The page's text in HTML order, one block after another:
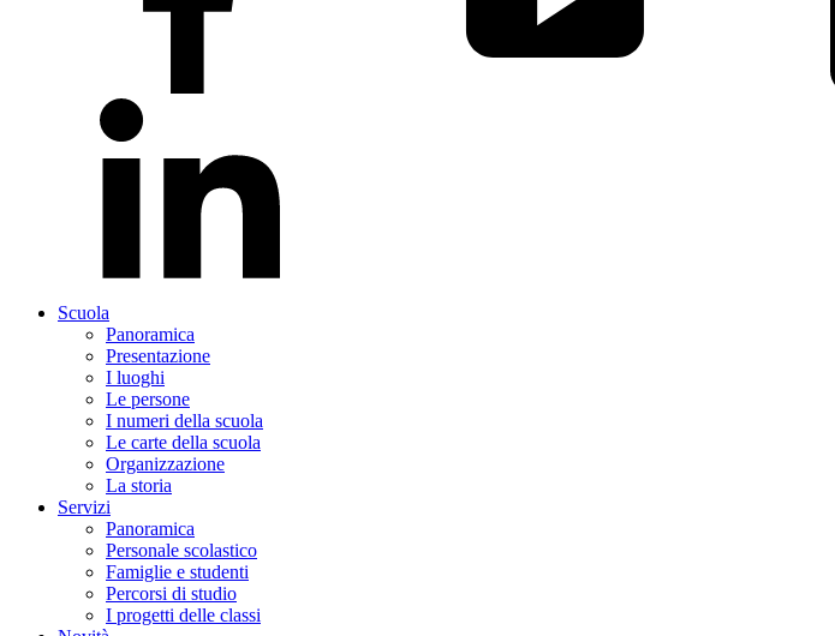
Scuola
Panoramica
Presentazione
I luoghi
Le persone
I numeri della scuola
Le carte della scuola
Organizzazione
La storia
Servizi
Panoramica
Personale scolastico
Famiglie e studenti
Percorsi di studio
I progetti delle classi